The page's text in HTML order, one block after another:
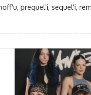
prequel'i, sequel'i,